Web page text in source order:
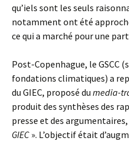
qu’iels sont les seuls
notamment ont été
ce qui a marché pour une
Post-Copenhague, le GSCC
fondations climatiques) a
du GIEC, proposé du media-
produit des synthèses des
presse et des argumentaires,
GIEC ». L’objectif était